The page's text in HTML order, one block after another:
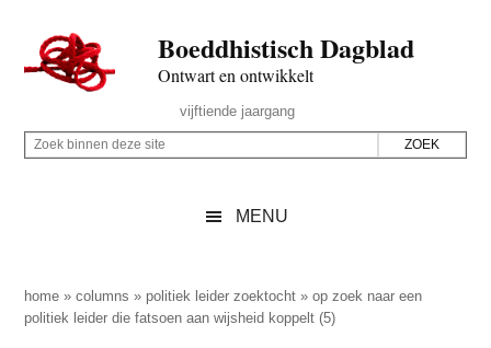
naar
de
inhoud
secondary
naar
de
sidebar
naar
de
Boeddhistisch Dagblad
Ontwart en ontwikkelt
Rechts
vijftiende jaargang
Z
p
d
Z
i
n
MENU
home »columns » politiek leider zoektocht »op zoek naar een
politiek leider die fatsoen aan wijsheid koppelt (5)